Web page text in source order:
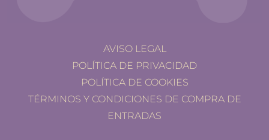
AVISO LEGAL
POLÍTICA DE PRIVACIDAD
POLÍTICA DE COOKIES
TÉRMINOS Y CONDICIONES DE COMPRA DE
ENTRADAS